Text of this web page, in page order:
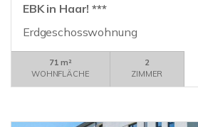
EBK in Haar! ***
Erdgeschosswohnung
71 m²
WOHNFLÄCHE
2
ZIMMER